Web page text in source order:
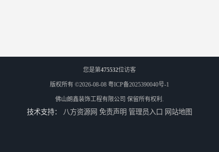
您是第475532位访客
版权所有 ©2026-08-08 粤ICP备2025390040号-1
佛山朗鑫装饰工程有限公司 保留所有权利.
技术支持： 八方资源网 免责声明 管理员入口 网站地图